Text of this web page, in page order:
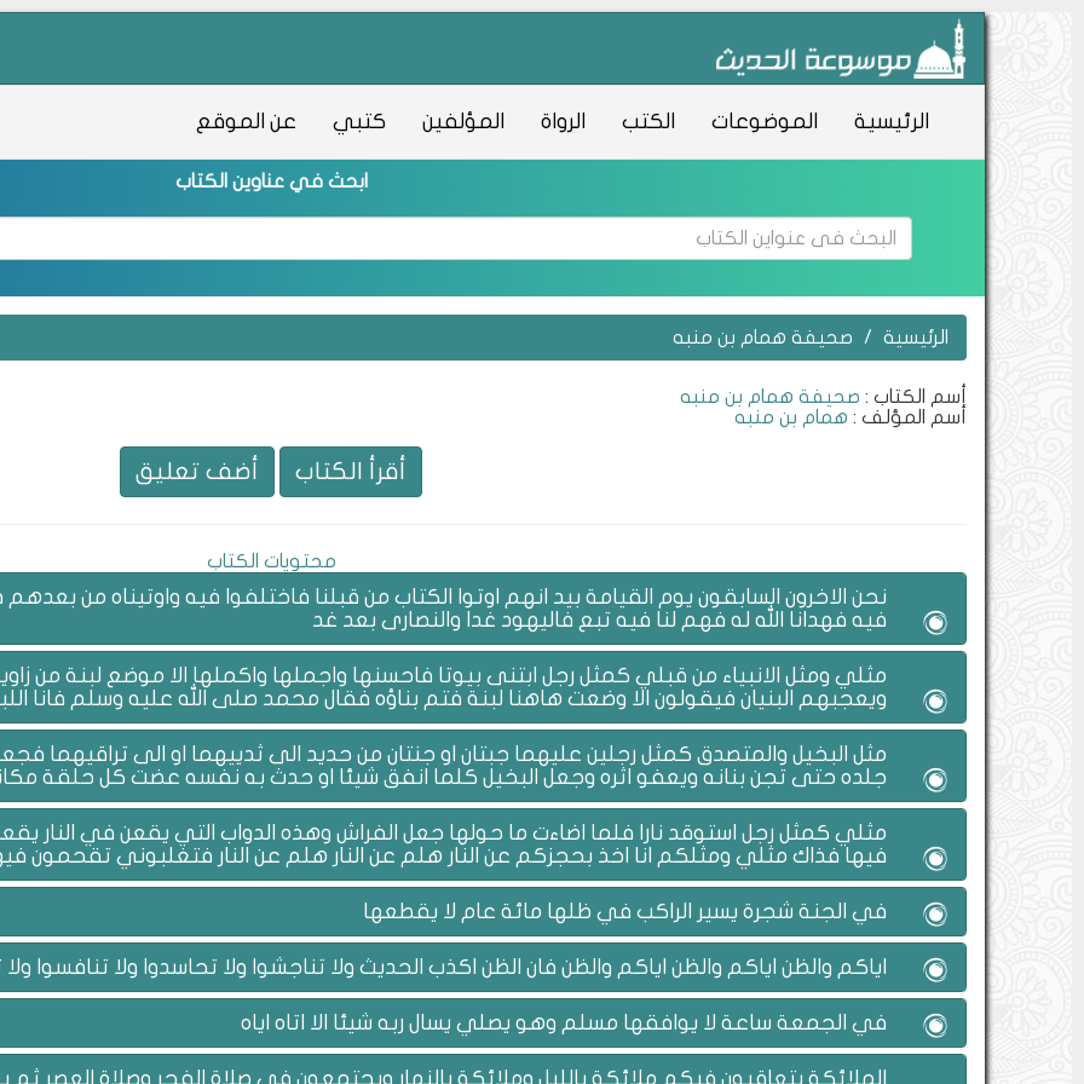
الرئيسية الموضوعات الكتب الرواة المؤلفين كتبي عن الموقع
ابحث في عناوين الكتاب
الرئيسية صحيفة همام بن منبه
أسم الكتاب : صحيفة همام بن منبه
أسم المؤلف : همام بن منبه
أقرأ الكتاب أضف تعليق
محتويات الكتاب
نحن الاخرون السابقون يوم القيامة بيد انهم اوتوا الكتاب من قبلنا فاختلفوا فيه واوتيناه من
فيه فهدانا الله له فهم لنا فيه تبع فاليهود غدا والنصارى بعد غد
مثلي ومثل الانبياء من قبلي كمثل رجل ابتنى بيوتا فاحسنها واجملها واكملها الا موضع لبنة من
ويعجبهم البنيان فيقولون الا وضعت هاهنا لبنة فتم بناؤه فقال محمد صلى الله عليه وسلم فانا
مثل البخيل والمتصدق كمثل رجلين عليهما جبتان او جنتان من حديد الى ثدييهما او الى
جلده حتى تجن بنانه ويعفو اثره وجعل البخيل كلما انفق شيئا او حدث به نفسه عضت كل حلقة
مثلي كمثل رجل استوقد نارا فلما اضاءت ما حولها جعل الفراش وهذه الدواب التي يقعن في النار
فيها فذاك مثلي ومثلكم انا اخذ بحجزكم عن النار هلم عن النار هلم عن النار فتغلبوني تقحمون
في الجنة شجرة يسير الراكب في ظلها مائة عام لا يقطعها
اياكم والظن اياكم والظن اياكم والظن فان الظن اكذب الحديث ولا تناجشوا ولا تحاسدوا ولا تنافسوا ولا
في الجمعة ساعة لا يوافقها مسلم وهو يصلي يسال ربه شيئا الا اتاه اياه
الملائكة يتعاقبون فيكم ملائكة بالليل وملائكة بالنهار ويجتمعون في صلاة الفجر وصلاة العصر ثم